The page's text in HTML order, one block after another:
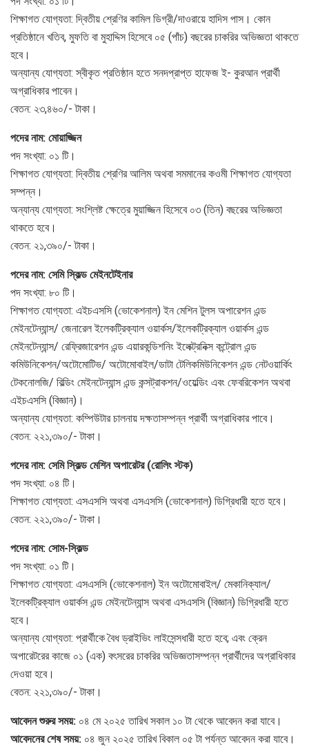
শিক্ষাগত যোগ্যতা: দ্বিতীয় শ্রেণির কামিল ডিগ্রী/দাওরায়ে হাদিস পাস। কোন
প্রতিষ্ঠানে খতিব, মুফতি বা মুহাদ্দিস হিসেবে ০৫ (পাঁচ) বছরের চাকরির অভিজ্ঞতা থাকতে
হবে।
অন্যান্য যোগ্যতা: স্বীকৃত প্রতিষ্ঠান হতে সনদপ্রাপ্ত হাফেজ ই- কুরআন প্রার্থী
অগ্রাধিকার পাবেন।
বেতন: ২৩,৪৬০/- টাকা।
পদের নাম: মোয়াজ্জিন
পদ সংখ্যা: ০১ টি।
শিক্ষাগত যোগ্যতা: দ্বিতীয় শ্রেণির আলিম অথবা সমমানের কওমী শিক্ষাগত যোগ্যতা
সম্পন্ন।
অন্যান্য যোগ্যতা: সংশ্লিষ্ট ক্ষেত্রে মুয়াজ্জিন হিসেবে ০৩ (তিন) বছরের অভিজ্ঞতা
থাকতে হবে।
বেতন: ২১,৩৯০/- টাকা।
পদের নাম: সেমি স্কিল্ড মেইনটেইনার
পদ সংখ্যা: ৮০ টি।
শিক্ষাগত যোগ্যতা: এইচএসসি (ভোকেশনাল) ইন মেশিন টুলস অপারেশন এন্ড
মেইনটেন্যান্স/ জেনারেল ইলেকট্রিক্যাল ওয়ার্কস/ইলেকট্রিক্যাল ওয়ার্কস এন্ড
মেইনটেন্যান্স/ রেফ্রিজারেশন এন্ড এয়ারকন্ডিশনিং ইলেক্ট্রনিক্স কন্ট্রোল এন্ড
কমিউনিকেশন/অটোমোটিভ/ অটোমোবাইল/ডাটা টেলিকমিউনিকেশন এন্ড নেটওয়ার্কিং
টেকনোলজি/ বিল্ডিং মেইনটেন্যান্স এন্ড কন্সট্রাকশন/ওয়েল্ডিং এবং ফেবরিকেশন অথবা
এইচএসসি (বিজ্ঞান)।
অন্যান্য যোগ্যতা: কম্পিউটার চালনায় দক্ষতাসম্পন্ন প্রার্থী অগ্রাধিকার পাবে।
বেতন: ২২১,৩৯০/- টাকা।
পদের নাম: সেমি স্কিল্ড মেশিন অপারেটর (রোলিং স্টক)
পদ সংখ্যা: ০৪ টি।
শিক্ষাগত যোগ্যতা: এসএসসি অথবা এসএসসি (ভোকেশনাল) ডিগ্রিধারী হতে হবে।
বেতন: ২২১,৩৯০/- টাকা।
পদের নাম: সোম-স্কিল্ড
পদ সংখ্যা: ০১ টি।
শিক্ষাগত যোগ্যতা: এসএসসি (ভোকেশনাল) ইন অটোমোবাইল/ মেকানিক্যাল/
ইলেকট্রিক্যাল ওয়ার্কস এন্ড মেইনটেন্যান্স অথবা এসএসসি (বিজ্ঞান) ডিগ্রিধারী হতে
হবে।
অন্যান্য যোগ্যতা: প্রার্থীকে বৈধ ড্রাইভিং লাইসেন্সধারী হতে হবে; এবং ক্রেন
অপারেটরের কাজে ০১ (এক) বৎসরের চাকরির অভিজ্ঞতাসম্পন্ন প্রার্থীদের অগ্রাধিকার
দেওয়া হবে।
বেতন: ২২১,৩৯০/- টাকা।
আবেদন শুরুর সময়: ০৪ মে ২০২৫ তারিখ সকাল ১০ টা থেকে আবেদন করা যাবে।
আবেদনের শেষ সময়: ০৪ জুন ২০২৫ তারিখ বিকাল ০৫ টা পর্যন্ত আবেদন করা যাবে।